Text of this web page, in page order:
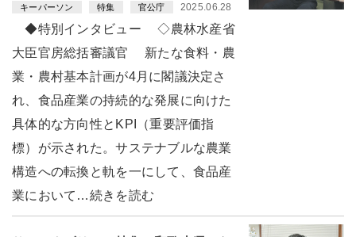
キーパーソン 特集 官公庁 2025.06.28
◆特別インタビュー ◇農林水産省
大臣官房総括審議官 新たな食料・農
業・農村基本計画が4月に閣議決定さ
れ、食品産業の持続的な発展に向けた
具体的な方向性とKPI（重要評価指
標）が示された。サステナブルな農業
構造への転換と軌を一にして、食品産
業において…続きを読む